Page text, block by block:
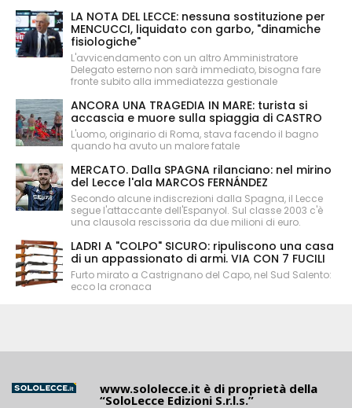
LA NOTA DEL LECCE: nessuna sostituzione per
MENCUCCI, liquidato con garbo, "dinamiche
fisiologiche"
L'avvicendamento con un altro Amministratore
Delegato esterno non sarà immediato, bisogna fare
fronte subito alla immediatezza gestionale
ANCORA UNA TRAGEDIA IN MARE: turista si
accascia e muore sulla spiaggia di CASTRO
L'uomo, originario di Roma, stava facendo il bagno
quando ha avuto un malore fatale
MERCATO. Dalla SPAGNA rilanciano: nel mirino
del Lecce l'ala MARCOS FERNÁNDEZ
Secondo alcune indiscrezioni dalla Spagna, il Lecce
segue l'attaccante dell'Espanyol. Sul classe 2003 c'è
una clausola rescissoria da due milioni di euro.
LADRI A "COLPO" SICURO: ripuliscono una casa
di un appassionato di armi. VIA CON 7 FUCILI
Furto mirato a Castrignano del Capo, nel Sud Salento:
ecco la cronaca
www.sololecce.it è di proprietà della
“SoloLecce Edizioni S.r.l.s.”